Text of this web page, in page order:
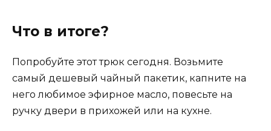
Что в итоге?
Попробуйте этот трюк сегодня. Возьмите
самый дешевый чайный пакетик, капните на
него любимое эфирное масло, повесьте на
ручку двери в прихожей или на кухне.